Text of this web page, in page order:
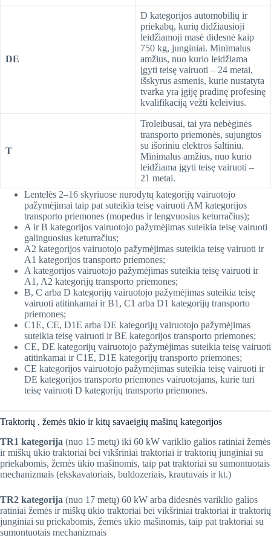
DE
D kategorijos automobilių ir
priekabų, kurių didžiausioji
leidžiamoji masė didesnė kaip
750 kg, junginiai. Minimalus
amžius, nuo kurio leidžiama
įgyti teisę vairuoti – 24 metai,
išskyrus asmenis, kurie nustatyta
tvarka yra įgiję pradinę profesinę
kvalifikaciją vežti keleivius.
T
Troleibusai, tai yra nebėginės
transporto priemonės, sujungtos
su išoriniu elektros šaltiniu.
Minimalus amžius, nuo kurio
leidžiama įgyti teisę vairuoti –
21 metai.
Lentelės 2–16 skyriuose nurodytų kategorijų vairuotojo
pažymėjimai taip pat suteikia teisę vairuoti AM kategorijos
transporto priemones (mopedus ir lengvuosius keturračius);
A ir B kategorijos vairuotojo pažymėjimas suteikia teisę vairuoti
galinguosius keturračius;
A2 kategorijos vairuotojo pažymėjimas suteikia teisę vairuoti ir
A1 kategorijos transporto priemones;
A kategorijos vairuotojo pažymėjimas suteikia teisę vairuoti ir
A1, A2 kategorijų transporto priemones;
B, C arba D kategorijų vairuotojo pažymėjimas suteikia teisę
vairuoti atitinkamai ir B1, C1 arba D1 kategorijų transporto
priemones;
C1E, CE, D1E arba DE kategorijų vairuotojo pažymėjimas
suteikia teisę vairuoti ir BE kategorijos transporto priemones;
CE, DE kategorijų vairuotojo pažymėjimas suteikia teisę vairuoti
atitinkamai ir C1E, D1E kategorijų transporto priemones;
CE kategorijos vairuotojo pažymėjimas suteikia teisę vairuoti ir
DE kategorijos transporto priemones vairuotojams, kurie turi
teisę vairuoti D kategorijų transporto priemones.
​Traktorių , žemės ūkio ir kitų savaeigių mašinų kategorijos
​TR1 kategorija (nuo 15 metų) iki 60 kW variklio galios ratiniai žemės
ir miškų ūkio traktoriai bei vikšriniai traktoriai ir traktorių junginiai su
priekabomis, žemės ūkio mašinomis, taip pat traktoriai su sumontuotais
mechanizmais (ekskavatoriais, buldozeriais, krautuvais ir kt.)
TR2 kategorija (nuo 17 metų) 60 kW arba didesnės variklio galios
ratiniai žemės ir miškų ūkio traktoriai bei vikšriniai traktoriai ir traktorių
junginiai su priekabomis, žemės ūkio mašinomis, taip pat traktoriai su
sumontuotais mechanizmais